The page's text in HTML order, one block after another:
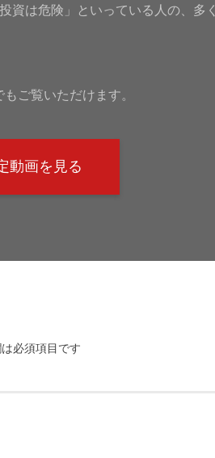
資は危険」といっている人の、多く
ご覧いただけます。
動画を見る
必須項目です